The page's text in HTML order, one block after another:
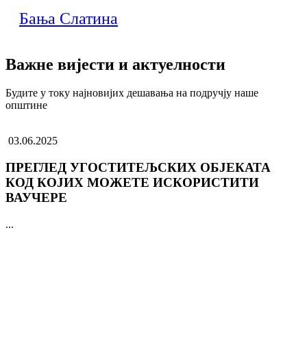
Бања Слатина
Важне вијести и актуелности
Будите у току најновијих дешавања на подручју наше
општине
03.06.2025
ПРЕГЛЕД УГОСТИТЕЉСКИХ ОБЈЕКАТА
КОД КОЈИХ МОЖЕТЕ ИСКОРИСТИТИ
ВАУЧЕРЕ
...